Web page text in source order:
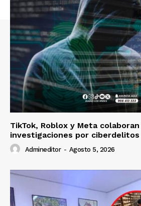
Diario los Andes
Nosotros
Contacto
Prensa
TikTok, Roblox y Meta
investigaciones por ciberdelitos
Admineditor - Agosto 5, 2026